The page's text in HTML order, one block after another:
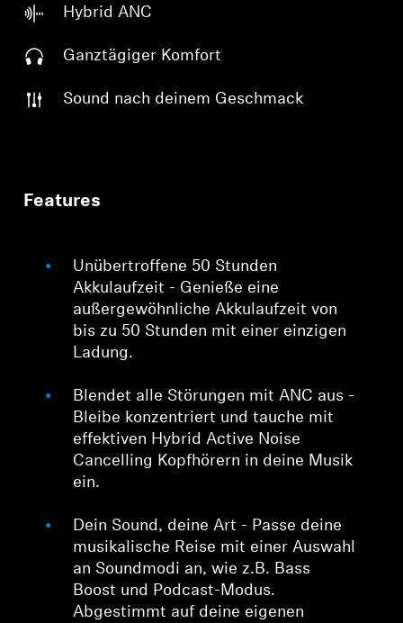
Hybrid ANC
Ganztägiger Komfort
Sound nach deinem Geschmack
Features
Unübertroffene 50 Stunden
Akkulaufzeit - Genieße eine
außergewöhnliche Akkulaufzeit von
bis zu 50 Stunden mit einer einzigen
Ladung.
Blendet alle Störungen mit ANC aus -
Bleibe konzentriert und tauche mit
effektiven Hybrid Active Noise
Cancelling Kopfhörern in deine Musik
ein.
Dein Sound, deine Art - Passe deine
musikalische Reise mit einer Auswahl
an Soundmodi an, wie z.B. Bass
Boost und Podcast-Modus.
Abgestimmt auf deine eigenen